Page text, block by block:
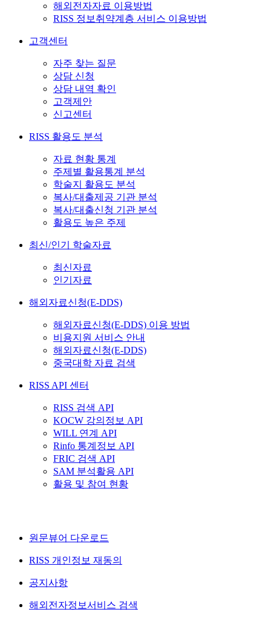
해외전자자료 이용방법
RISS 정보취약계층 서비스 이용방법
고객센터
자주 찾는 질문
상담 신청
상담 내역 확인
고객제안
신고센터
RISS 활용도 분석
자료 현황 통계
주제별 활용통계 분석
학술지 활용도 분석
복사/대출제공 기관 분석
복사/대출신청 기관 분석
활용도 높은 주제
최신/인기 학술자료
최신자료
인기자료
해외자료신청(E-DDS)
해외자료신청(E-DDS) 이용 방법
비용지원 서비스 안내
해외자료신청(E-DDS)
중국대학 자료 검색
RISS API 센터
RISS 검색 API
KOCW 강의정보 API
WILL 연계 API
Rinfo 통계정보 API
FRIC 검색 API
SAM 분석활용 API
활용 및 참여 현황
원문뷰어 다운로드
RISS 개인정보 재동의
공지사항
해외전자정보서비스 검색